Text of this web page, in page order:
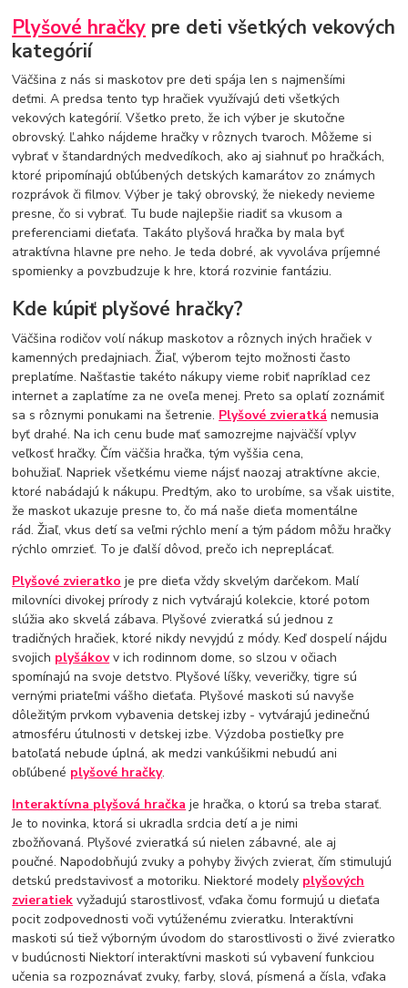
Plyšové hračky pre deti všetkých vekových
kategórií
Väčšina z nás si maskotov pre deti spája len s najmenšími
deťmi. A predsa tento typ hračiek využívajú deti všetkých
vekových kategórií. Všetko preto, že ich výber je skutočne
obrovský. Ľahko nájdeme hračky v rôznych tvaroch. Môžeme si
vybrať v štandardných medvedíkoch, ako aj siahnuť po hračkách,
ktoré pripomínajú obľúbených detských kamarátov zo známych
rozprávok či filmov. Výber je taký obrovský, že niekedy nevieme
presne, čo si vybrať. Tu bude najlepšie riadiť sa vkusom a
preferenciami dieťaťa. Takáto plyšová hračka by mala byť
atraktívna hlavne pre neho. Je teda dobré, ak vyvoláva príjemné
spomienky a povzbudzuje k hre, ktorá rozvinie fantáziu.
Kde kúpiť plyšové hračky?
Väčšina rodičov volí nákup maskotov a rôznych iných hračiek v
kamenných predajniach. Žiaľ, výberom tejto možnosti často
preplatíme. Našťastie takéto nákupy vieme robiť napríklad cez
internet a zaplatíme za ne oveľa menej. Preto sa oplatí zoznámiť
sa s rôznymi ponukami na šetrenie. Plyšové zvieratká nemusia
byť drahé. Na ich cenu bude mať samozrejme najväčší vplyv
veľkosť hračky. Čím väčšia hračka, tým vyššia cena,
bohužiaľ. Napriek všetkému vieme nájsť naozaj atraktívne akcie,
ktoré nabádajú k nákupu. Predtým, ako to urobíme, sa však uistite,
že maskot ukazuje presne to, čo má naše dieťa momentálne
rád. Žiaľ, vkus detí sa veľmi rýchlo mení a tým pádom môžu hračky
rýchlo omrzieť. To je ďalší dôvod, prečo ich nepreplácať.
Plyšové zvieratko je pre dieťa vždy skvelým darčekom. Malí
milovníci divokej prírody z nich vytvárajú kolekcie, ktoré potom
slúžia ako skvelá zábava. Plyšové zvieratká sú jednou z
tradičných hračiek, ktoré nikdy nevyjdú z módy. Keď dospelí nájdu
svojich plyšákovv ich rodinnom dome, so slzou v očiach
spomínajú na svoje detstvo. Plyšové líšky, veveričky, tigre sú
vernými priateľmi vášho dieťaťa. Plyšové maskoti sú navyše
dôležitým prvkom vybavenia detskej izby - vytvárajú jedinečnú
atmosféru útulnosti v detskej izbe. Výzdoba postieľky pre
batoľatá nebude úplná, ak medzi vankúšikmi nebudú ani
obľúbené plyšové hračky.
Interaktívna plyšová hračka je hračka, o ktorú sa treba starať.
Je to novinka, ktorá si ukradla srdcia detí a je nimi
zbožňovaná. Plyšové zvieratká sú nielen zábavné, ale aj
poučné. Napodobňujú zvuky a pohyby živých zvierat, čím stimulujú
detskú predstavivosť a motoriku. Niektoré modely plyšových
zvieratiek vyžadujú starostlivosť, vďaka čomu formujú u dieťaťa
pocit zodpovednosti voči vytúženému zvieratku. Interaktívni
maskoti sú tiež výborným úvodom do starostlivosti o živé zvieratko
v budúcnosti Niektorí interaktívni maskoti sú vybavení funkciou
učenia sa rozpoznávať zvuky, farby, slová, písmená a čísla, vďaka